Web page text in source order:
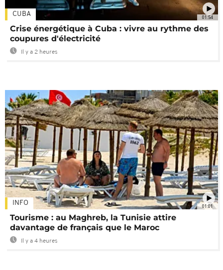
01:54
CUBA
Crise énergétique à Cuba : vivre au rythme des
coupures d'électricité
Il y a 2 heures
01:01
INFO
Tourisme : au Maghreb, la Tunisie attire
davantage de français que le Maroc
Il y a 4 heures